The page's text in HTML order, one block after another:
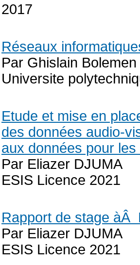
2017
Réseaux
Par Ghislain Bolemen
Universite
Etude et mise en
des données audio-
aux données pour
Par Eliazer DJUMA
ESIS Licence 2021
Rapport de stage àÂ
Par Eliazer DJUMA
ESIS Licence 2021